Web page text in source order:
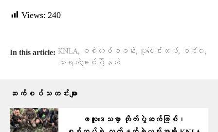
Views: 240
In this article: KNLA, စစ်တပ်စခန်း, ပူးပေါင်းတပ်, ဝင်း၀,
သရက်ချောင်းမြို့နယ်
ဆက်စပ်သတင်းများ
ဖလူးဒေသမှာ တိုက်ပွဲဆက်ဖြစ်၊